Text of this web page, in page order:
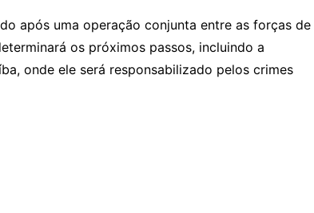
após uma operação conjunta entre as forças de
os próximos passos, incluindo a
onde ele será responsabilizado pelos crimes